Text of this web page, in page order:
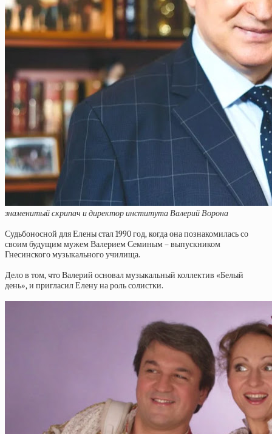
знаменитый скрипач и директор института Валерий Ворона
Судьбоносной для Елены стал 1990 год, когда она познакомилась со
своим будущим мужем Валерием Семиным – выпускником
Гнесинского музыкального училища.
Дело в том, что Валерий основал музыкальный коллектив «Белый
день», и пригласил Елену на роль солистки.